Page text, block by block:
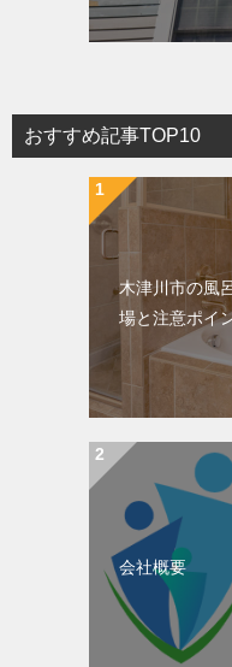
おすすめ記事TOP10
木津川市の風
場と注意ポイ
会社概要